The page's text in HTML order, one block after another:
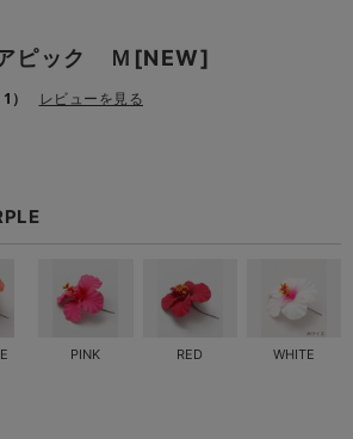
ピック Ｍ[NEW]
） レビューを見る
PINK RED WHITE